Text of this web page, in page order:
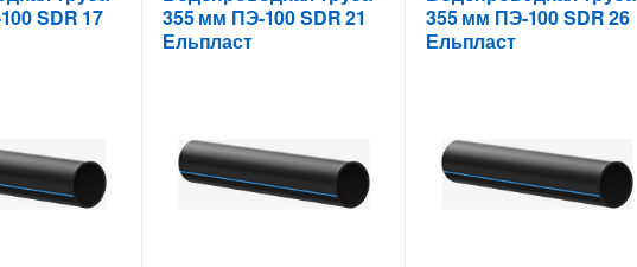
SDR 17
355 мм
355 мм ПЭ-100 SDR 21
Ельпласт
355 мм
355 мм ПЭ-100 SDR 26
Ельпласт